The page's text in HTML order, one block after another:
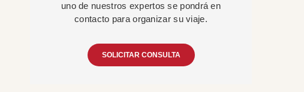
uno de nuestros expertos se pondrá en
contacto para organizar su viaje.
SOLICITAR CONSULTA